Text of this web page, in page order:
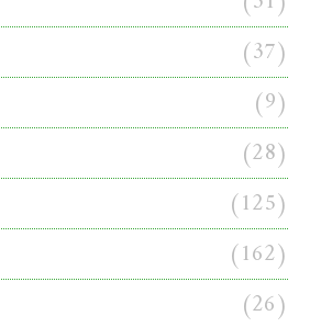
(37)
(9)
(28)
(125)
(162)
(26)